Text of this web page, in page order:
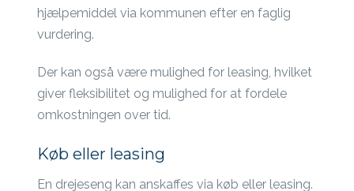
hjælpemiddel via kommunen efter en faglig
vurdering.
Der kan også være mulighed for leasing, hvilket
giver fleksibilitet og mulighed for at fordele
omkostningen over tid.
Køb eller leasing
En drejeseng kan anskaffes via køb eller leasing.